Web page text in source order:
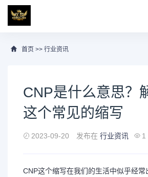
首页 >> 行业资讯
CNP是什么意思？
这个常见的缩写
2023-09-20 发布在 行业资讯 1
CNP这个缩写在我们的生活中似乎经常